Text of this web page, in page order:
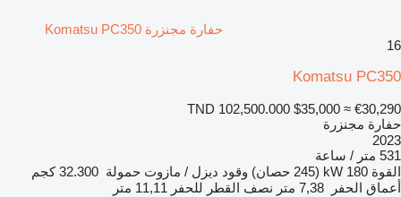
حفارة مجنزرة Komatsu PC350
16
Komatsu PC350
TND 102,500.000 $35,000 ≈ €30,290
حفارة مجنزرة
2023
531 متر / ساعة
القوة 180 kW (245 حصان) وقود ديزل / مازوت حمولة 32.300 كجم
أعماق الحفر
7,38 متر نصف القطر للحفر 11,11 متر